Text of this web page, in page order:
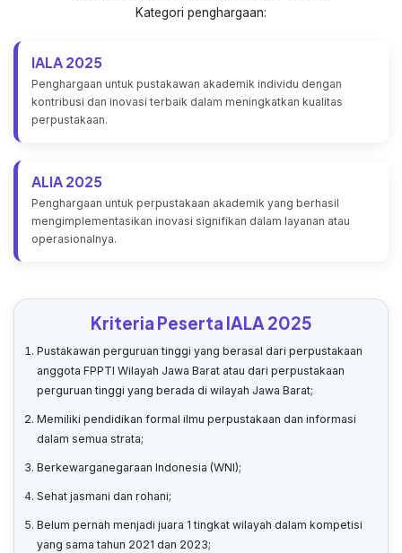
Kategori penghargaan:
IALA 2025
Penghargaan untuk pustakawan akademik individu dengan
kontribusi dan inovasi terbaik dalam meningkatkan kualitas
perpustakaan.
ALIA 2025
Penghargaan untuk perpustakaan akademik yang berhasil
mengimplementasikan inovasi signifikan dalam layanan atau
operasionalnya.
Kriteria Peserta IALA 2025
Pustakawan perguruan tinggi yang berasal dari perpustakaan
anggota FPPTI Wilayah Jawa Barat atau dari perpustakaan
perguruan tinggi yang berada di wilayah Jawa Barat;
Memiliki pendidikan formal ilmu perpustakaan dan informasi
dalam semua strata;
Berkewarganegaraan Indonesia (WNI);
Sehat jasmani dan rohani;
Belum pernah menjadi juara 1 tingkat wilayah dalam kompetisi
yang sama tahun 2021 dan 2023;